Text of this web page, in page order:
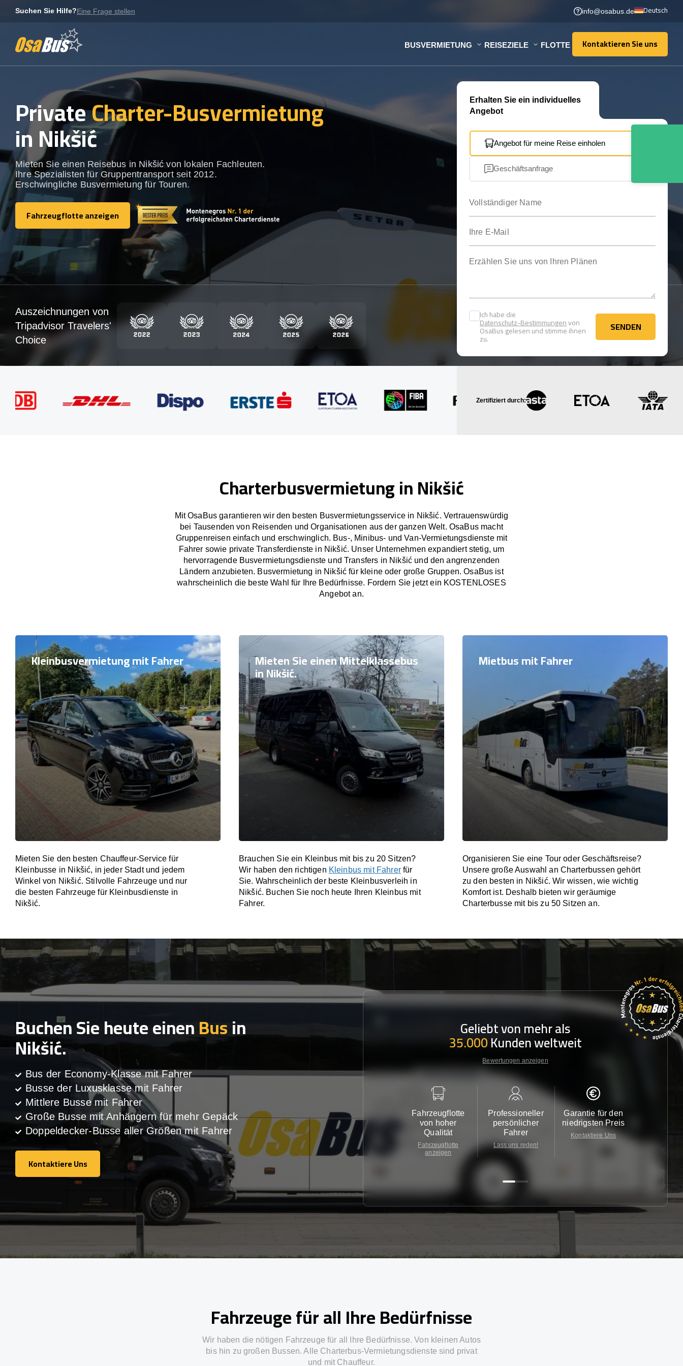
Suchen Sie Hilfe?Eine Frage stellen info@osabus.de Deutsch
BUSVERMIETUNG REISEZIELE FLOTTE Kontaktieren Sie uns
Kontaktieren Sie uns
PrivateCharter-Busvermietung
in Nikšić
Mieten Sie einen Reisebus in Nikšić von lokalen Fachleuten.
Ihre Spezialisten für Gruppentransport seit 2012.
Erschwingliche Busvermietung für Touren.
Fahrzeugflotte anzeigen
Fahrzeugflotte anzeigen
Erhalten Sie ein individuelles
Angebot
Angebot für meine Reise einholen
Geschäftsanfrage
Ich habe die
Datenschutz-Bestimmungenvon
OsaBus gelesen und stimme ihnen
zu.
SENDEN
SENDEN
Auszeichnungen von
Tripadvisor Travelers'
Choice
Zertifiziert durch:
Charterbusvermietung in Nikšić
Mit OsaBus garantieren wir den besten Busvermietungsservice in Nikšić. Vertrauenswürdig
bei Tausenden von Reisenden und Organisationen aus der ganzen Welt. OsaBus macht
Gruppenreisen einfach und erschwinglich. Bus-, Minibus- und Van-Vermietungsdienste mit
Fahrer sowie private Transferdienste in Nikšić. Unser Unternehmen expandiert stetig, um
hervorragende Busvermietungsdienste und Transfers in Nikšić und den angrenzenden
Ländern anzubieten. Busvermietung in Nikšić für kleine oder große Gruppen. OsaBus ist
wahrscheinlich die beste Wahl für Ihre Bedürfnisse. Fordern Sie jetzt ein KOSTENLOSES
Angebot an.
Kleinbusvermietung mit Fahrer
Mieten Sie den besten Chauffeur-Service für
Kleinbusse in Nikšić, in jeder Stadt und jedem
Winkel von Nikšić. Stilvolle Fahrzeuge und nur
die besten Fahrzeuge für Kleinbusdienste in
Nikšić.
Mieten Sie einen Mittelklassebus
in Nikšić.
Brauchen Sie ein Kleinbus mit bis zu 20 Sitzen?
Wir haben den richtigen Kleinbus mit Fahrerfür
Sie. Wahrscheinlich der beste Kleinbusverleih in
Nikšić. Buchen Sie noch heute Ihren Kleinbus mit
Fahrer.
Mietbus mit Fahrer
Organisieren Sie eine Tour oder Geschäftsreise?
Unsere große Auswahl an Charterbussen gehört
zu den besten in Nikšić. Wir wissen, wie wichtig
Komfort ist. Deshalb bieten wir geräumige
Charterbusse mit bis zu 50 Sitzen an.
Buchen Sie heute einenBusin
Nikšić.
Bus der Economy-Klasse mit Fahrer
Busse der Luxusklasse mit Fahrer
Mittlere Busse mit Fahrer
Große Busse mit Anhängern für mehr Gepäck
Doppeldecker-Busse aller Größen mit Fahrer
Kontaktiere Uns
Kontaktiere Uns
Geliebt von mehr als
35.000Kunden weltweit
Bewertungen anzeigen
Fahrzeugflotte
von hoher
Qualität
Fahrzeugflotte
anzeigen
Professioneller
persönlicher
Fahrer
Lass uns reden!
Garantie für den
niedrigsten Preis
Kontaktiere Uns
Fahrzeuge für all Ihre Bedürfnisse
Wir haben die nötigen Fahrzeuge für all Ihre Bedürfnisse. Von kleinen Autos
bis hin zu großen Bussen. Alle Charterbus-Vermietungsdienste sind privat
und mit Chauffeur.